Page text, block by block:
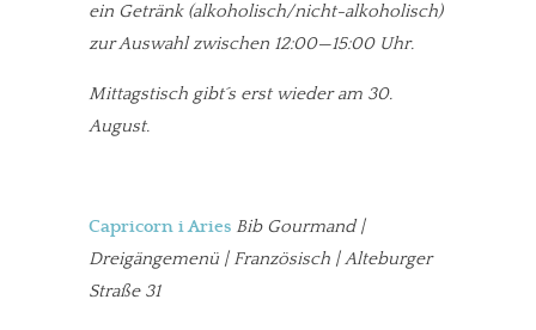
ein Getränk (alkoholisch/nicht-alkoholisch)
zur Auswahl zwischen 12:00—15:00 Uhr.
Mittagstisch gibt´s erst wieder am 30.
August.
Capricorn i Aries Bib Gourmand |
Dreigängemenü | Französisch | Alteburger
Straße 31